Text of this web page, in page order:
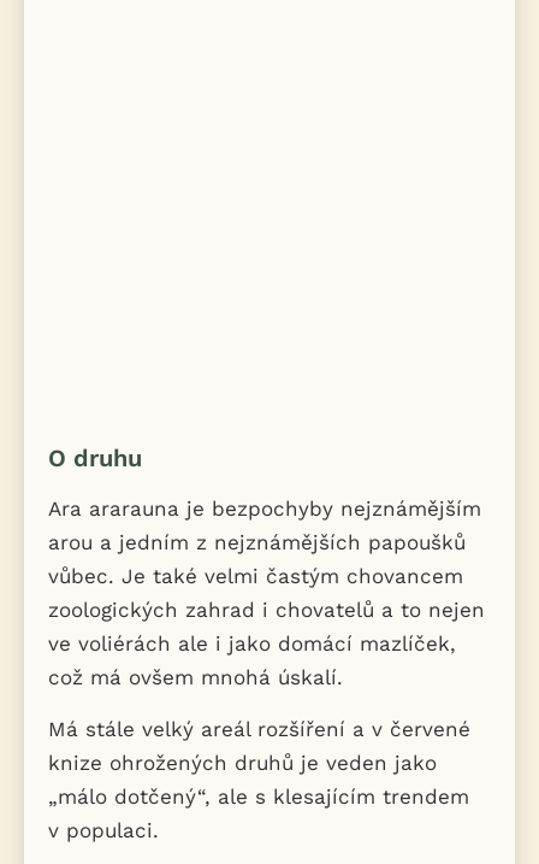
O druhu
Ara ararauna je bezpochyby nejznámějším
arou a jedním z nejznámějších papoušků
vůbec. Je také velmi častým chovancem
zoologických zahrad i chovatelů a to nejen
ve voliérách ale i jako domácí mazlíček,
což má ovšem mnohá úskalí.
Má stále velký areál rozšíření a v červené
knize ohrožených druhů je veden jako
„málo dotčený“, ale s klesajícím trendem
v populaci.